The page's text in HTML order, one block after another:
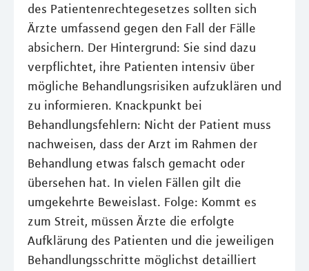
des Patientenrechtegesetzes sollten sich
Ärzte umfassend gegen den Fall der Fälle
absichern. Der Hintergrund: Sie sind dazu
verpflichtet, ihre Patienten intensiv über
mögliche Behandlungsrisiken aufzuklären und
zu informieren. Knackpunkt bei
Behandlungsfehlern: Nicht der Patient muss
nachweisen, dass der Arzt im Rahmen der
Behandlung etwas falsch gemacht oder
übersehen hat. In vielen Fällen gilt die
umgekehrte Beweislast. Folge: Kommt es
zum Streit, müssen Ärzte die erfolgte
Aufklärung des Patienten und die jeweiligen
Behandlungsschritte möglichst detailliert